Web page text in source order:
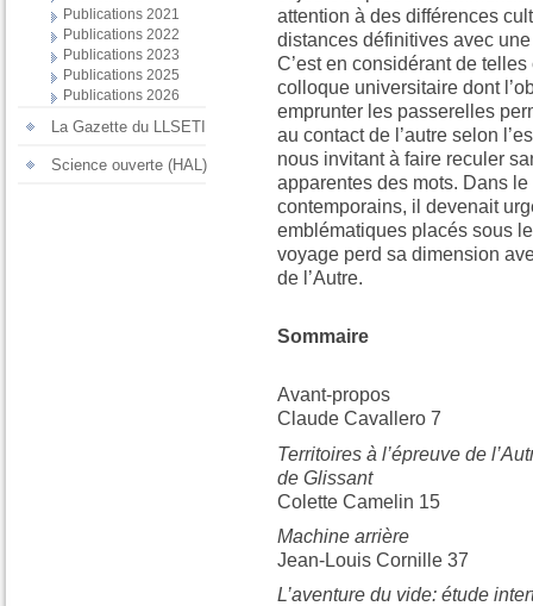
Publications 2021
Publications 2022
Publications 2023
Publications 2025
Publications 2026
La Gazette du LLSETI
Science ouverte (HAL)
attention à des différences
distances définitives avec
C’est en considérant de telles
colloque universitaire dont
emprunter les passerelles
au contact de l’autre selon
nous invitant à faire reculer
apparentes des mots. Dans
contemporains, il devenait
emblématiques placés sous
voyage perd sa dimension
de l’Autre.
Sommaire
Avant-propos
Claude Cavallero 7
Territoires à l’épreuve de
de Glissant
Colette Camelin 15
Machine arrière
Jean-Louis Cornille 37
L’aventure du vide: étude